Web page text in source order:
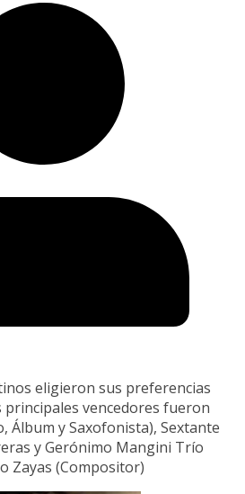
eligieron sus preferencias
principales vencedores fueron
Álbum y Saxofonista), Sextante
y Gerónimo Mangini Trío
Zayas (Compositor)